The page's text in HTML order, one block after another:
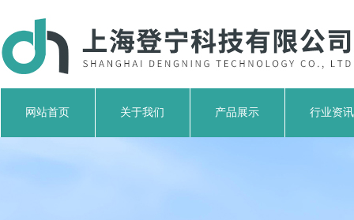
网站首页 关于我们 产品展示 行业资讯